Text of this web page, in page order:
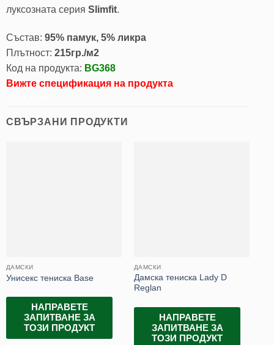
луксозната серия Slimfit.
Състав: 95% памук, 5% ликра
Плътност: 215гр./м2
Код на продукта: BG368
Вижте спецификация на продукта
СВЪРЗАНИ ПРОДУКТИ
ДАМСКИ
Унисекс тениска Base
НАПРАВЕТЕ
ЗАПИТВАНЕ ЗА
ТОЗИ ПРОДУКТ
ДАМСКИ
Дамска тениска Lady D
Reglan
НАПРАВЕТЕ
ЗАПИТВАНЕ ЗА
ТОЗИ ПРОДУКТ